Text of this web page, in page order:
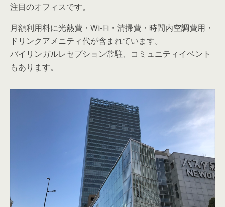
注目のオフィスです。
月額利用料に光熱費・Wi-Fi・清掃費・時間内空調費用・
ドリンクアメニティ代が含まれています。
バイリンガルレセプション常駐、コミュニティイベント
もあります。